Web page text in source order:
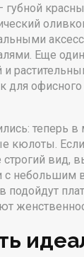
губной
Еще один
и
для офисного
теперь в
кюлоты.
строгий вид,
с небольшим
подойдут